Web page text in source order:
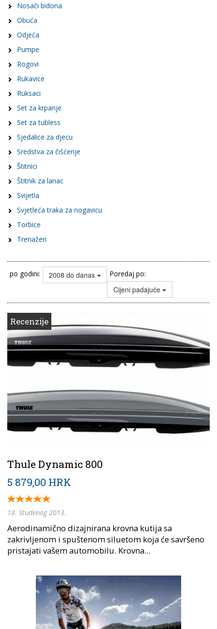
Nosači bidona
Obuća
Odjeća
Pumpe
Rogovi
Rukavice
Ruksaci
Set za krpanje
Set za tubless
Sjedalice za djecu
Sredstva za čišćenje
Štitnici
Štitnik za lanac
Svijetla
Svjetleća traka za nogavicu
Torbice
Trenažeri
po godini: 2008 do danas Poredaj po:
Cijeni padajuće
Recenzije
Thule Dynamic 800
5 879,00 HRK
18. Studenog 2013.
Aerodinamično dizajnirana krovna kutija sa
zakrivljenom i spuštenom siluetom koja će savršeno
pristajati vašem automobilu. Krovna...